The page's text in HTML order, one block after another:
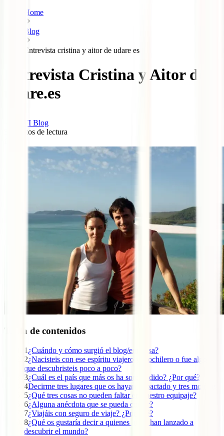
Home
Blog
Entrevista cristina y aitor de udare es
Entrevista Cristina y Aitor de
udare.es
IATI Blog
minutos de lectura
Tabla de contenidos
1 ¿Cuándo y cómo surgió el blog/empresa?
2¿Nacisteis con ese espíritu viajero y mochilero o fue algo
que descubristeis poco a poco?
3¿Cuál es el país que más os ha sorprendido? ¿Por qué?
4Decirme tres lugares que os hayan impactado y tres motivos
5¿Qué tres cosas no pueden faltar en vuestro equipaje?
6¿Alguna anécdota que se pueda contar?
7¿Viajáis con seguro de viaje? ¿Por qué?
8¿Qué os gustaría decir a quienes no se han lanzado a
descubrir el mundo?